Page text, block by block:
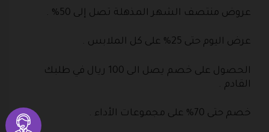
عروض منتصف الشهر المذهلة تصل إلى 50% .
عرض اليوم حتى 25% على كل الملابس .
الحصول على خصم يصل الى 100 ريال في طلبك
القادم .
خصم حتى 70% على مجموعات الأداء .